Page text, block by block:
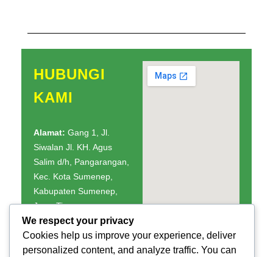
HUBUNGI
KAMI
Alamat: Gang 1, Jl.
Siwalan Jl. KH. Agus
Salim d/h, Pangarangan,
Kec. Kota Sumenep,
Kabupaten Sumenep,
Jawa Timur
Telepon: (0328) 666640
HP:0821-4193-7236
We respect your privacy
Cookies help us improve your experience, deliver
personalized content, and analyze traffic. You can